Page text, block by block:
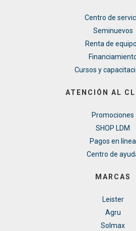
Centro de
Seminuevos
Renta de
Cursos y
ATENCIÓN AL
Promociones
SHOP LDM
Pagos en línea
Centro de
MARCAS
Leister
Agru
Solmax